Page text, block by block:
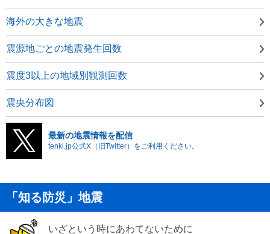
海外の大きな地震
震源地ごとの地震発生回数
震度3以上の地域別観測回数
震央分布図
最新の地震情報を配信
tenki.jp公式X（旧Twitter）をご利用ください。
「知る防災」地震
いざという時にあわてないために